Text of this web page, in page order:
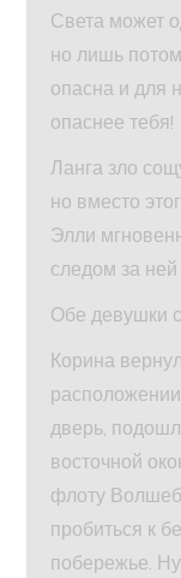
Света может
но лишь
опасна и для
опаснее тебя!
Ланга зло
но вместо
Элли
следом за
Обе девушки
Корина
дверь,
восточной
флоту
пробиться к
побережье.